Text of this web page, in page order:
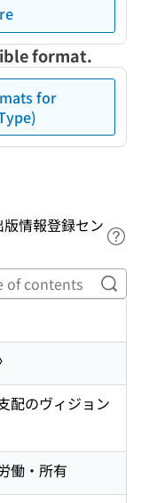
format.
for
情報登録セン
のヴィジョン
働・所有